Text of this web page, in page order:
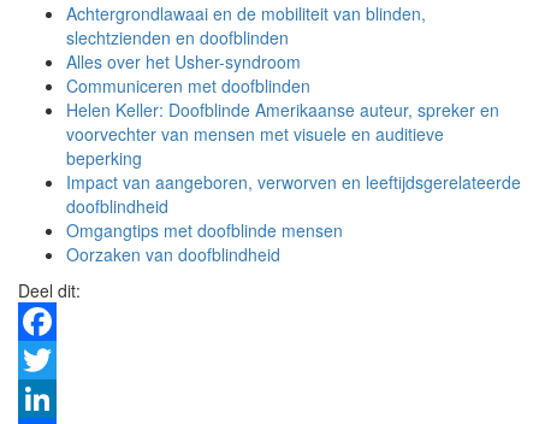
Achtergrondlawaai en de mobiliteit van blinden,
slechtzienden en doofblinden
Alles over het Usher-syndroom
Communiceren met doofblinden
Helen Keller: Doofblinde Amerikaanse auteur, spreker en
voorvechter van mensen met visuele en auditieve
beperking
Impact van aangeboren, verworven en leeftijdsgerelateerde
doofblindheid
Omgangtips met doofblinde mensen
Oorzaken van doofblindheid
Deel dit:
Facebook
Twitter